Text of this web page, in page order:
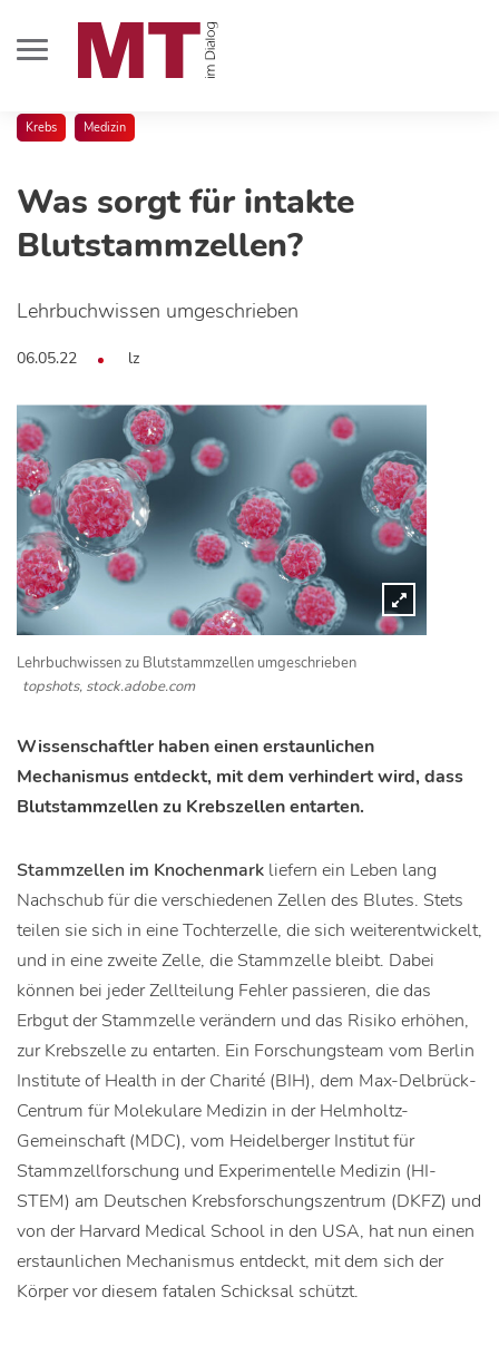
Krebs Medizin
Was sorgt für intakte
Blutstammzellen?
Lehrbuchwissen umgeschrieben
06.05.22 lz
Lehrbuchwissen zu Blutstammzellen umgeschrieben
topshots, stock.adobe.com
Wissenschaftler haben einen erstaunlichen
Mechanismus entdeckt, mit dem verhindert wird, dass
Blutstammzellen zu Krebszellen entarten.
Stammzellen im Knochenmark liefern ein Leben lang
Nachschub für die verschiedenen Zellen des Blutes. Stets
teilen sie sich in eine Tochterzelle, die sich weiterentwickelt,
und in eine zweite Zelle, die Stammzelle bleibt. Dabei
können bei jeder Zellteilung Fehler passieren, die das
Erbgut der Stammzelle verändern und das Risiko erhöhen,
zur Krebszelle zu entarten. Ein Forschungsteam vom Berlin
Institute of Health in der Charité (BIH), dem Max-Delbrück-
Centrum für Molekulare Medizin in der Helmholtz-
Gemeinschaft (MDC), vom Heidelberger Institut für
Stammzellforschung und Experimentelle Medizin (HI-
STEM) am Deutschen Krebsforschungszentrum (DKFZ) und
von der Harvard Medical School in den USA, hat nun einen
erstaunlichen Mechanismus entdeckt, mit dem sich der
Körper vor diesem fatalen Schicksal schützt.